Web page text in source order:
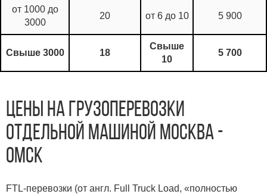
от 1000 до
3000
20 от 6 до 10 5 900
Свыше 3000 18
Свыше
10
5 700
Цены на грузоперевозки
отдельной машиной Москва -
Омск
FTL-перевозки (от англ. Full Truck Load, «полностью